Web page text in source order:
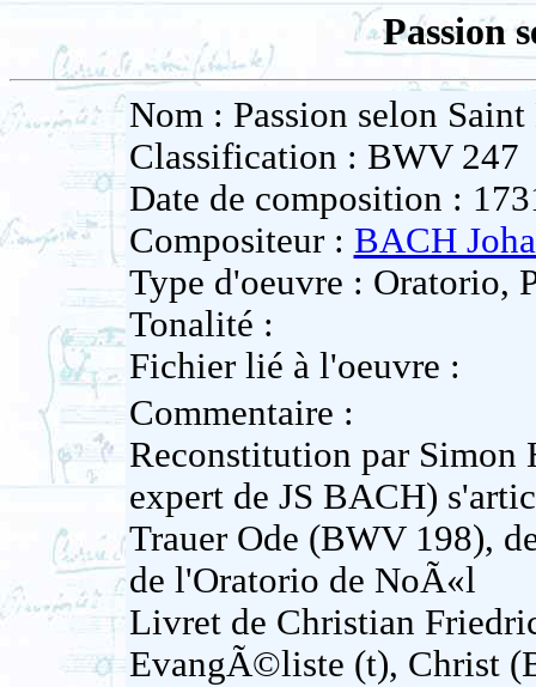
Passion
Nom : Passion selon
Classification : BWV 247
Date de composition :
Compositeur : BACH
Type d'oeuvre : Oratorio,
Tonalité :
Fichier lié à l'oeuvre :
Commentaire :
Reconstitution par
expert de JS BACH)
Trauer Ode (BWV 198),
de l'Oratorio de NoÃ«l
Livret de Christian
EvangÃ©liste (t), Christ